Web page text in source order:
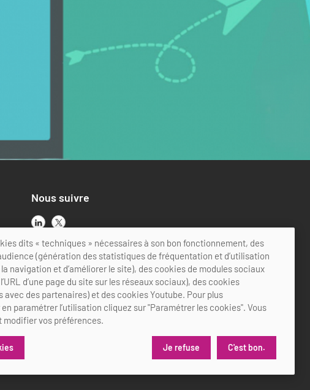
Nous suivre
dits « techniques » nécessaires à son bon fonctionnement, des
(génération des statistiques de fréquentation et d’utilisation
navigation et d’améliorer le site), des cookies de modules sociaux
d’une page du site sur les réseaux sociaux), des cookies
des partenaires) et des cookies Youtube. Pour plus
paramétrer l’utilisation cliquez sur "Paramétrer les cookies". Vous
modifier vos préférences.
Je refuse C'est bon.